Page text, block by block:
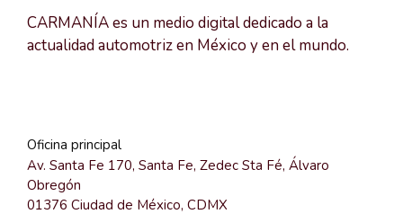
CARMANÍA es un medio digital dedicado a la
actualidad automotriz en México y en el mundo.
Oficina principal
Av. Santa Fe 170, Santa Fe, Zedec Sta Fé, Álvaro
Obregón
01376 Ciudad de México, CDMX